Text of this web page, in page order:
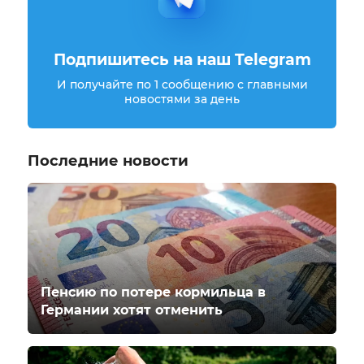
Подпишитесь на наш Telegram
И получайте по 1 сообщению с главными
новостями за день
Последние новости
Пенсию по потере кормильца в
Германии хотят отменить